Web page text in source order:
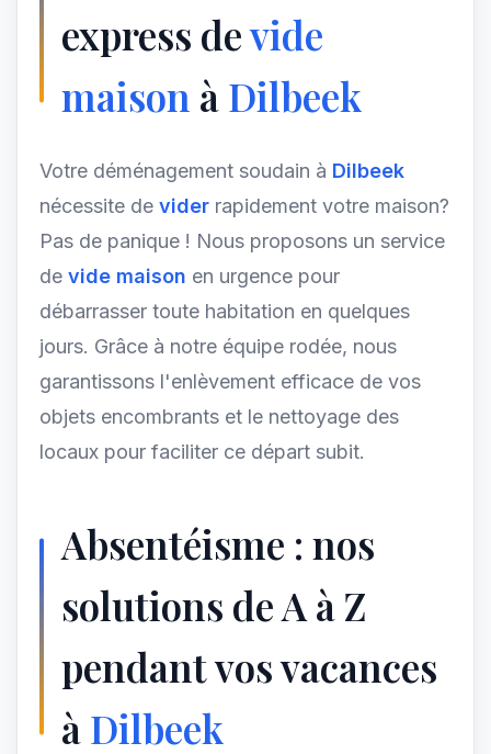
express devide
maison àDilbeek
Votre déménagement soudain à Dilbeek
nécessite de vider rapidement votre maison?
Pas de panique ! Nous proposons un service
de vide maison en urgence pour
débarrasser toute habitation en quelques
jours. Grâce à notre équipe rodée, nous
garantissons l'enlèvement efficace de vos
objets encombrants et le nettoyage des
locaux pour faciliter ce départ subit.
Absentéisme : nos
solutions de A à Z
pendant vos vacances
àDilbeek